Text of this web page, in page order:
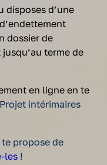
disposes d’une
dossier de
terme de
en ligne en te
intérimaires
propose de
les !